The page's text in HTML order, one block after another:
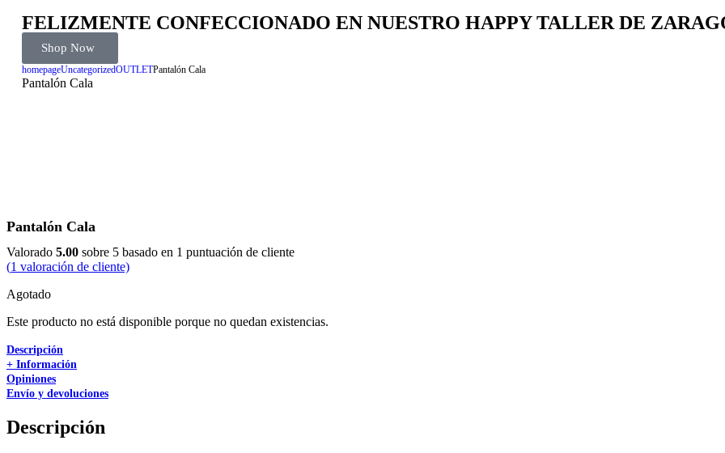
FELIZMENTE CONFECCIONADO EN NUESTRO HAPPY TALLER DE
Shop Now
homepageUncategorizedOUTLETPantalón Cala
Pantalón Cala
Pantalón Cala
Valorado 5.00 sobre 5 basado en 1 puntuación de cliente
(1 valoración de cliente)
Agotado
Este producto no está disponible porque no quedan existencias.
Descripción
+ Información
Opiniones
Envío y devoluciones
Descripción